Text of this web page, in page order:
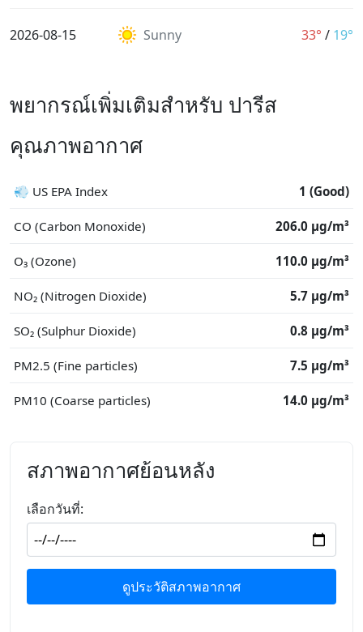
2026-08-15 Sunny 33° / 19°
พยากรณ์เพิ่มเติมสำหรับ ปารีส
คุณภาพอากาศ
💨 US EPA Index 1 (Good)
CO (Carbon Monoxide) 206.0 μg/m³
O₃ (Ozone) 110.0 μg/m³
NO₂ (Nitrogen Dioxide) 5.7 μg/m³
SO₂ (Sulphur Dioxide) 0.8 μg/m³
PM2.5 (Fine particles) 7.5 μg/m³
PM10 (Coarse particles) 14.0 μg/m³
สภาพอากาศย้อนหลัง
เลือกวันที่:
ดูประวัติสภาพอากาศ